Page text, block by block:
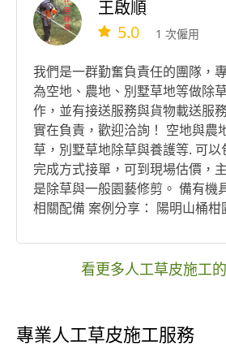
王啟順
5.0 1 次僱用
我們是一群勤奮負責任的團隊，
為空地、農地、別墅草地等做除
作，並有接送服務與貨物載送服務
實在負責，歡迎洽詢！ 空地與農地除
草，別墅草地除草與養護等. 可以包工
完成方式接單，可到現場估價，
是除草與一般園藝修剪。 備有機
相關配備 案例分享： 陽明山桶柑
任！ 收費方式：完工驗收後付現
看更多人工草皮施工
專業人工草皮施工服務